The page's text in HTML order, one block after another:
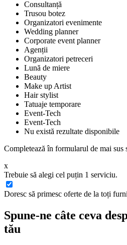
Consultanță
Trusou botez
Organizatori evenimente
Wedding planner
Corporate event planner
Agenții
Organizatori petreceri
Lună de miere
Beauty
Make up Artist
Hair stylist
Tatuaje temporare
Event-Tech
Event-Tech
Nu există rezultate disponibile
Completează în formularul de mai sus
x
Trebuie să alegi cel puțin 1 serviciu.
Doresc să primesc oferte de la toți
Spune-ne câte ceva
tău